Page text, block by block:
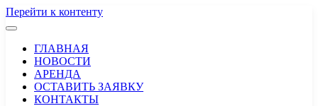
Перейти к контенту
ГЛАВНАЯ
НОВОСТИ
АРЕНДА
ОСТАВИТЬ ЗАЯВКУ
КОНТАКТЫ